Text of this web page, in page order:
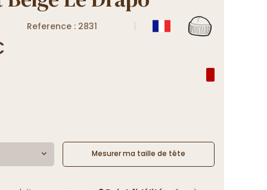
Reference : 2831
Mesurer ma taille de tête